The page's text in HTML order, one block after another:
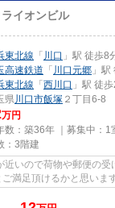
ライオンビル
東北線 「 川口 」駅 徒歩8
高速鉄道 「 川口元郷 」
東北線 「 西川口 」駅 徒
県川口市飯塚 ２丁目6-8
万円
数：築36年 ｜募集中： 1
：3階建
近いので荷物や郵便の
満足頂けるかと思いま
けま...